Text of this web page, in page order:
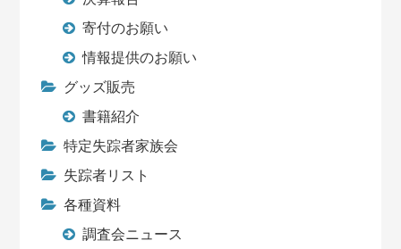
寄付のお願い
情報提供のお願い
グッズ販売
書籍紹介
特定失踪者家族会
失踪者リスト
各種資料
調査会ニュース